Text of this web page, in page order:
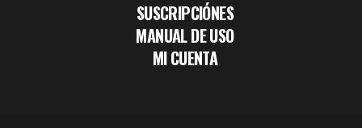
SUSCRIPCIÓNES
MANUAL DE USO
MI CUENTA